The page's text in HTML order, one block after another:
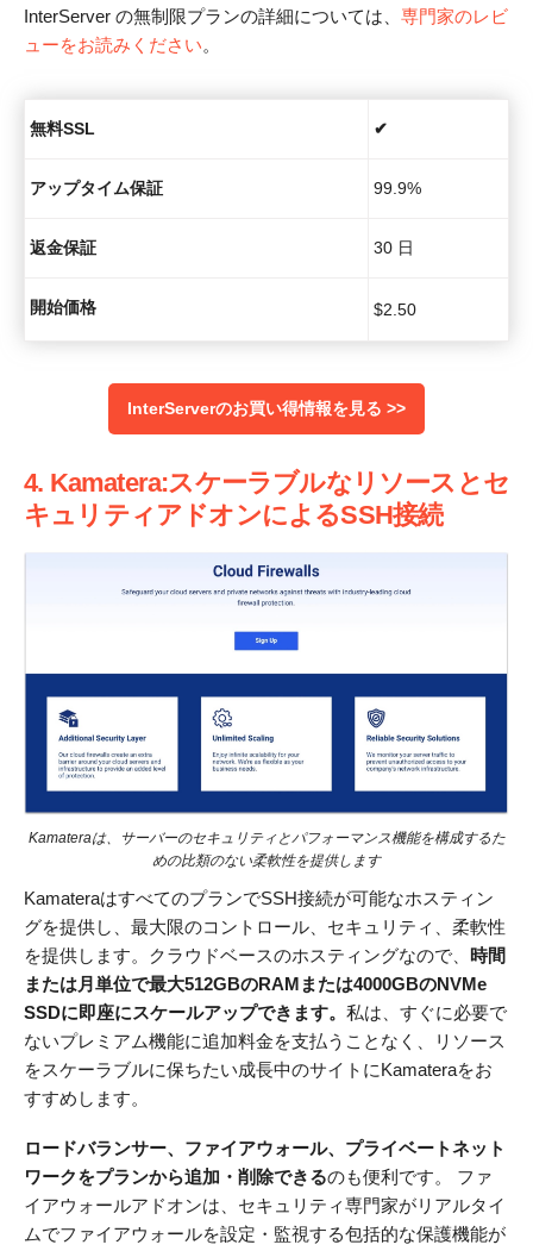
InterServer の無制限プランの詳細については、 専門家のレビ
ューをお読みください。
無料SSL ✔
アップタイム保証 99.9%
返金保証 30 日
開始価格 $2.50
InterServerのお買い得情報を見る >>
4. Kamatera:スケーラブルなリソースとセ
キュリティアドオンによるSSH接続
Kamateraは、サーバーのセキュリティとパフォーマンス機能を構成するた
めの比類のない柔軟性を提供します
KamateraはすべてのプランでSSH接続が可能なホスティン
グを提供し、最大限のコントロール、セキュリティ、柔軟性
を提供します。クラウドベースのホスティングなので、 時間
または月単位で最大512GBのRAMまたは4000GBのNVMe
SSDに即座にスケールアップできます。 私は、すぐに必要で
ないプレミアム機能に追加料金を支払うことなく、リソース
をスケーラブルに保ちたい成長中のサイトにKamateraをお
すすめします。
ロードバランサー、ファイアウォール、プライベートネット
ワークをプランから追加・削除できるのも便利です。 ファ
イアウォールアドオンは、セキュリティ専門家がリアルタイ
ムでファイアウォールを設定・監視する包括的な保護機能が